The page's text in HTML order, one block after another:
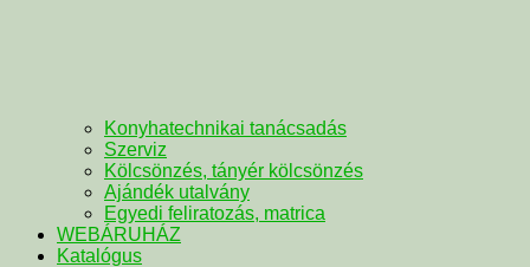
Konyhatechnikai tanácsadás
Szerviz
Kölcsönzés, tányér kölcsönzés
Ajándék utalvány
Egyedi feliratozás, matrica
WEBÁRUHÁZ
Katalógus